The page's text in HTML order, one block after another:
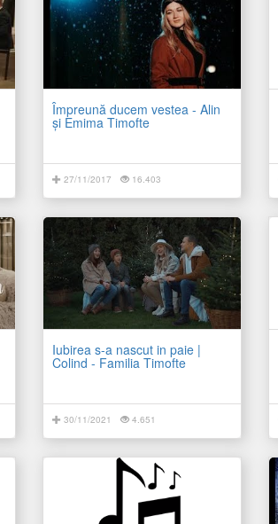
Împreună ducem vestea - Alin
și Emima Timofte
27/11/2017 16.403
Iubirea s-a nascut in paie |
Colind - Familia Timofte
30/11/2021 4.651